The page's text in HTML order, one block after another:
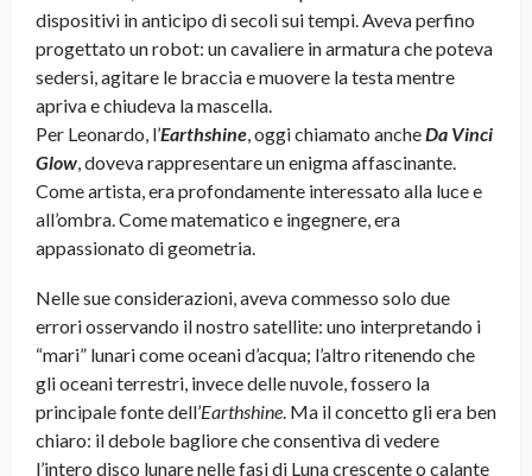
dispositivi in anticipo di secoli sui tempi. Aveva perfino
progettato un robot: un cavaliere in armatura che poteva
sedersi, agitare le braccia e muovere la testa mentre
apriva e chiudeva la mascella.
Per Leonardo, l’Earthshine, oggi chiamato ancheDa Vinci
Glow, doveva rappresentare un enigma affascinante.
Come artista, era profondamente interessato alla luce e
all’ombra. Come matematico e ingegnere, era
appassionato di geometria.
Nelle sue considerazioni, aveva commesso solo due
errori osservando il nostro satellite: uno interpretando i
“mari” lunari come oceani d’acqua; l’altro ritenendo che
gli oceani terrestri, invece delle nuvole, fossero la
principale fonte dell’Earthshine. Ma il concetto gli era ben
chiaro: il debole bagliore che consentiva di vedere
l’intero disco lunare nelle fasi di Luna crescente o calante